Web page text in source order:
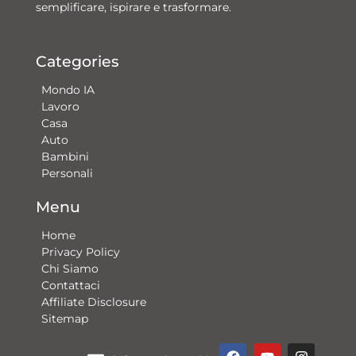
semplificare, ispirare e trasformare.
Categories
Mondo IA
Lavoro
Casa
Auto
Bambini
Personali
Menu
Home
Privacy Policy
Chi Siamo
Contattaci​
Affiliate Disclosure
Sitemap
F
Y
I
G